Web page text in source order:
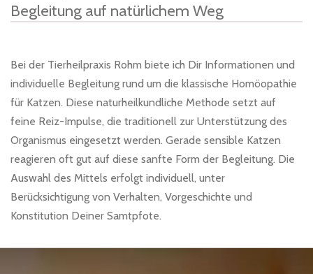
Begleitung auf natürlichem Weg
Bei der Tierheilpraxis Rohm biete ich Dir Informationen und
individuelle Begleitung rund um die klassische Homöopathie
für Katzen. Diese naturheilkundliche Methode setzt auf
feine Reiz-Impulse, die traditionell zur Unterstützung des
Organismus eingesetzt werden. Gerade sensible Katzen
reagieren oft gut auf diese sanfte Form der Begleitung. Die
Auswahl des Mittels erfolgt individuell, unter
Berücksichtigung von Verhalten, Vorgeschichte und
Konstitution Deiner Samtpfote.